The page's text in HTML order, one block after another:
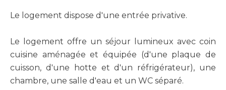
Le logement dispose d'une entrée privative.
Le logement offre un séjour lumineux avec coin
cuisine aménagée et équipée (d'une plaque de
cuisson, d'une hotte et d'un réfrigérateur), une
chambre, une salle d'eau et un WC séparé.